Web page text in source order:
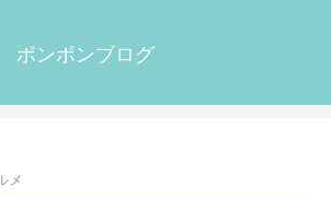
ポンポンブログ
メ